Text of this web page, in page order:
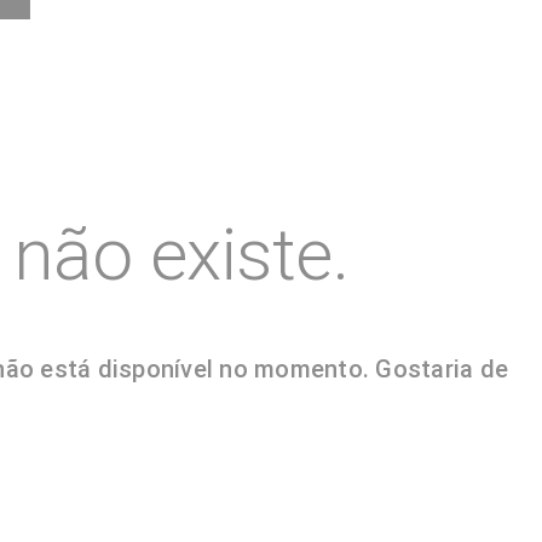
existe.
está disponível no momento. Gostaria de